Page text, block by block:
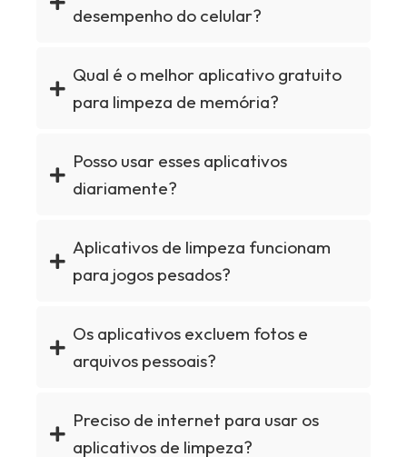
desempenho do celular?
Qual é o melhor aplicativo gratuito
para limpeza de memória?
Posso usar esses aplicativos
diariamente?
Aplicativos de limpeza funcionam
para jogos pesados?
Os aplicativos excluem fotos e
arquivos pessoais?
Preciso de internet para usar os
aplicativos de limpeza?